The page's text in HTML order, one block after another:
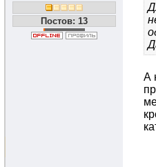
Постов: 13
А